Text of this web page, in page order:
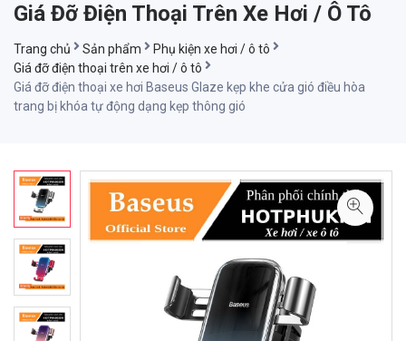
Giá Đỡ Điện Thoại Trên Xe Hơi / Ô Tô
Trang chủ Sản phẩm
Phụ kiện xe hơi / ô tô
Giá đỡ điện thoại trên xe hơi / ô tô
Giá đỡ điện thoại xe hơi Baseus Glaze kẹp khe cửa gió điều hòa
trang bị khóa tự động dạng kẹp thông gió